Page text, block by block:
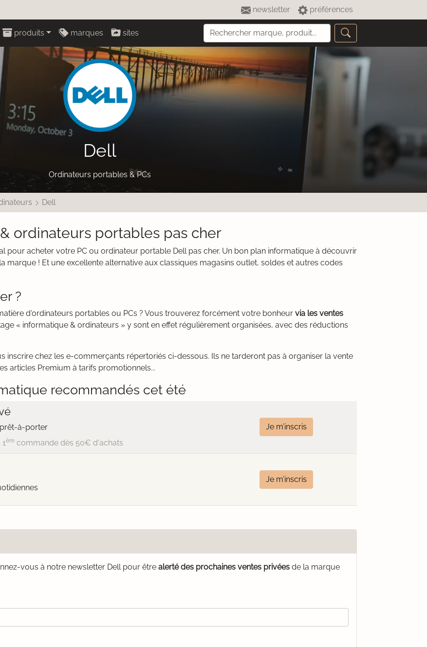
newsletter préférences
produits marques sites
Dell
Ordinateurs portables & PCs
Dell
ordinateurs portables pas cher
pour acheter votre PC ou ordinateur portable Dell pas cher. Un bon plan informatique à découvrir
marque ! Et une excellente alternative aux classiques magasins outlet, soldes et autres codes
?
d'ordinateurs portables ou PCs ? Vous trouverez forcément votre bonheur via les ventes
« informatique & ordinateurs » y sont en effet régulièrement organisées, avec des réductions
inscrire chez les e-commerçants répertoriés ci-dessous. Ils ne tarderont pas à organiser la vente
articles Premium à tarifs promotionnels...
recommandés cet été
à-porter
èrecommande dès 50€ d'achats
Je m’inscris
Je m’inscris
vous à notre newsletter Dell pour être alerté des prochaines ventes privées de la marque